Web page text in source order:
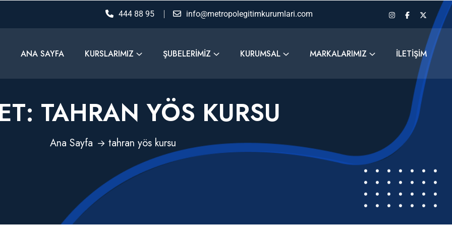
444 88 95 info@metropolegitimkurumlari.com
ANA SAYFA KURSLARIMIZ ŞUBELERIMIZ KURUMSAL MARKALARIMIZ İLETIŞIM
TAHRAN YÖS KURSU
Ana Sayfa tahran yös kursu